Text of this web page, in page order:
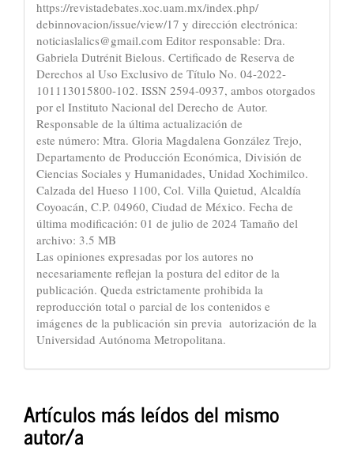
https://revistadebates.xoc.uam.mx/index.php/
debinnovacion/issue/view/17 y dirección electrónica:
noticiaslalics@gmail.com Editor responsable: Dra.
Gabriela Dutrénit Bielous. Certificado de Reserva de
Derechos al Uso Exclusivo de Título No. 04-2022-
101113015800-102. ISSN 2594-0937, ambos otorgados
por el Instituto Nacional del Derecho de Autor.
Responsable de la última actualización de
este número: Mtra. Gloria Magdalena González Trejo,
Departamento de Producción Económica, División de
Ciencias Sociales y Humanidades, Unidad Xochimilco.
Calzada del Hueso 1100, Col. Villa Quietud, Alcaldía
Coyoacán, C.P. 04960, Ciudad de México. Fecha de
última modificación: 01 de julio de 2024 Tamaño del
archivo: 3.5 MB
Las opiniones expresadas por los autores no
necesariamente reflejan la postura del editor de la
publicación. Queda estrictamente prohibida la
reproducción total o parcial de los contenidos e
imágenes de la publicación sin previa autorización de la
Universidad Autónoma Metropolitana.
Artículos más leídos del mismo
autor/a